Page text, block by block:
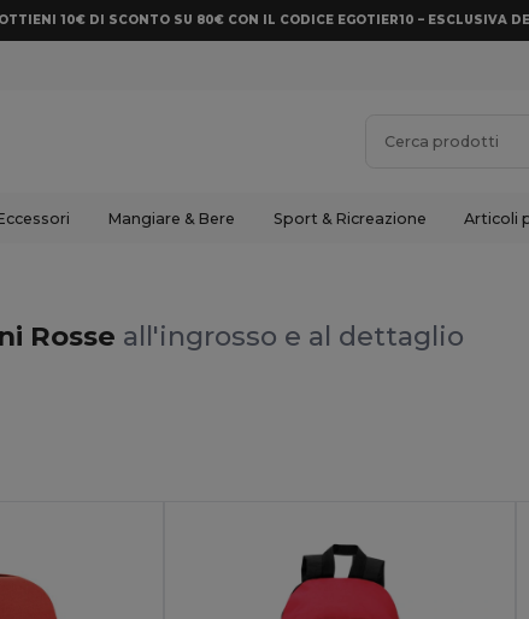
10€ DI SCONTO SU 80€ CON IL CODICE EGOTIER10 – ESCLUSIVA
Mangiare & Bere Sport & Ricreazione Articoli
Rosse all'ingrosso e al dettaglio